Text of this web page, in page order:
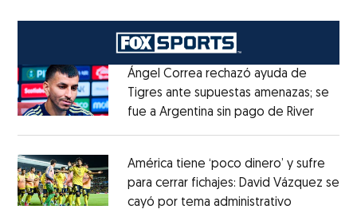
Ángel Correa rechazó ayuda de
Tigres ante supuestas amenazas; se
fue a Argentina sin pago de RiverOpens
América tiene ‘poco dinero’ y sufre
para cerrar fichajes: David Vázquez se
cayó por tema administrativo